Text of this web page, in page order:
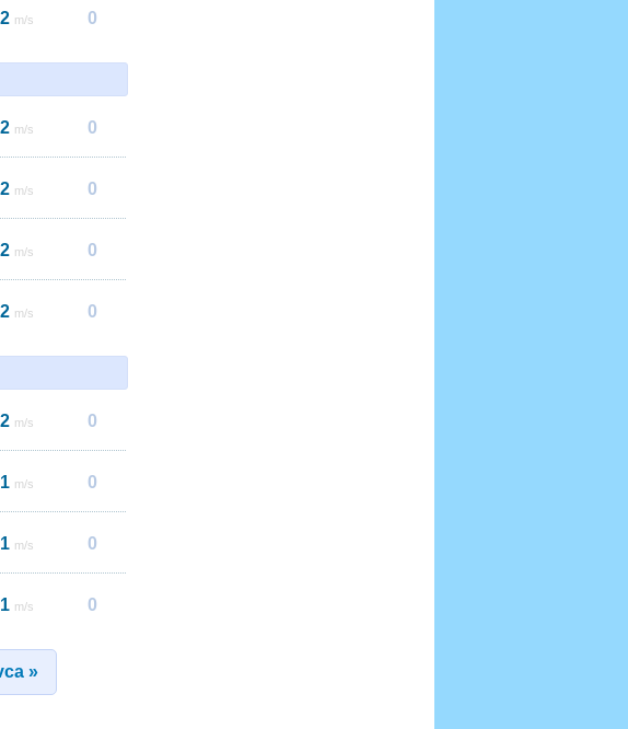
2 m/s 0
2 m/s 0
2 m/s 0
2 m/s 0
2 m/s 0
2 m/s 0
1 m/s 0
1 m/s 0
1 m/s 0
»